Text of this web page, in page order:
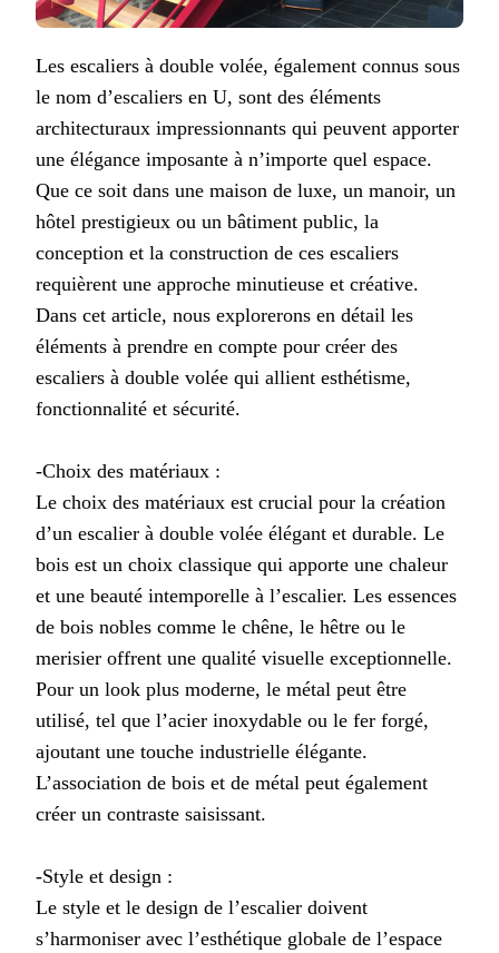
Les escaliers à double volée, également connus sous
le nom d’escaliers en U, sont des éléments
architecturaux impressionnants qui peuvent apporter
une élégance imposante à n’importe quel espace.
Que ce soit dans une maison de luxe, un manoir, un
hôtel prestigieux ou un bâtiment public, la
conception et la construction de ces escaliers
requièrent une approche minutieuse et créative.
Dans cet article, nous explorerons en détail les
éléments à prendre en compte pour créer des
escaliers à double volée qui allient esthétisme,
fonctionnalité et sécurité.
-Choix des matériaux :
Le choix des matériaux est crucial pour la création
d’un escalier à double volée élégant et durable. Le
bois est un choix classique qui apporte une chaleur
et une beauté intemporelle à l’escalier. Les essences
de bois nobles comme le chêne, le hêtre ou le
merisier offrent une qualité visuelle exceptionnelle.
Pour un look plus moderne, le métal peut être
utilisé, tel que l’acier inoxydable ou le fer forgé,
ajoutant une touche industrielle élégante.
L’association de bois et de métal peut également
créer un contraste saisissant.
-Style et design :
Le style et le design de l’escalier doivent
s’harmoniser avec l’esthétique globale de l’espace